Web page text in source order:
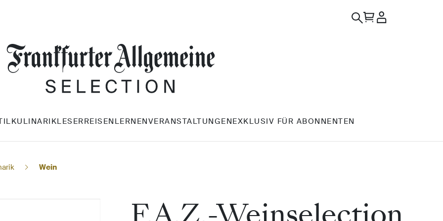
KULINARIKLESERREISEN LERNENVERANSTALTUNGENEXKLUSIV FÜR ABONNENTEN
Wein